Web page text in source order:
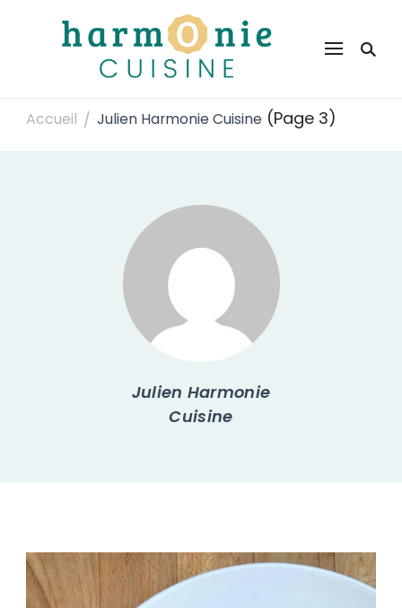
Harmonie Cuisine
Accueil / Julien Harmonie Cuisine (Page 3)
Julien Harmonie
Cuisine